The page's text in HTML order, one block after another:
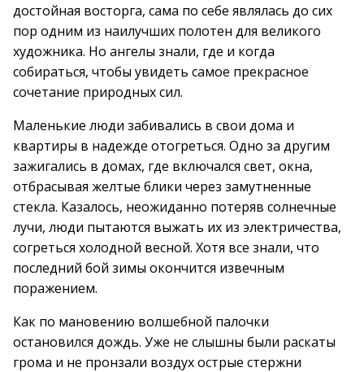
достойная восторга, сама по себе являлась до сих
пор одним из наилучших полотен для великого
художника. Но ангелы знали, где и когда
собираться, чтобы увидеть самое прекрасное
сочетание природных сил.
Маленькие люди забивались в свои дома и
квартиры в надежде отогреться. Одно за другим
зажигались в домах, где включался свет, окна,
отбрасывая желтые блики через замутненные
стекла. Казалось, неожиданно потеряв солнечные
лучи, люди пытаются выжать их из электричества,
согреться холодной весной. Хотя все знали, что
последний бой зимы окончится извечным
поражением.
Как по мановению волшебной палочки
остановился дождь. Уже не слышны были раскаты
грома и не пронзали воздух острые стержни